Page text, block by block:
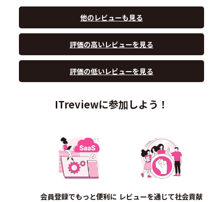
他のレビューも見る
評価の高いレビューを見る
評価の低いレビューを見る
ITreviewに参加しよう！
会員登録でもっと便利に レビューを通じて社会貢献